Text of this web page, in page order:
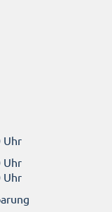
Uhr
Uhr
Uhr